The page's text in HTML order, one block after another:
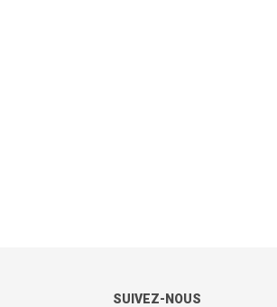
SUIVEZ-NOUS